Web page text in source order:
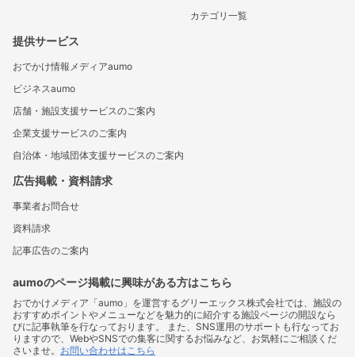
カテゴリ一覧
提供サービス
おでかけ情報メディアaumo
ビジネスaumo
店舗・施設支援サービスのご案内
企業支援サービスのご案内
自治体・地域団体支援サービスのご案内
広告掲載・資料請求
事業者お問合せ
資料請求
記事広告のご案内
aumoのページ掲載に興味がある方はこちら
おでかけメディア「aumo」を運営するグリーエックス株式会社では、施設の
おすすめポイントやメニューなどを魅力的に紹介する施設ページの開設なら
びに記事執筆を行なっております。 また、SNS運用のサポートも行なってお
りますので、WebやSNSでの集客に関するお悩みなど、お気軽にご相談くだ
さいませ。 お問い合わせはこちら